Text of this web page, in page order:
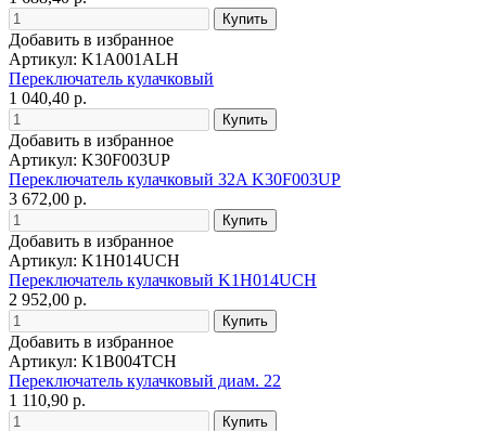
Добавить в избранное
Артикул: K1A001ALH
Переключатель кулачковый
1 040,40 р.
Добавить в избранное
Артикул: K30F003UP
Переключатель кулачковый 32A K30F003UP
3 672,00 р.
Добавить в избранное
Артикул: K1H014UCH
Переключатель кулачковый K1H014UCH
2 952,00 р.
Добавить в избранное
Артикул: K1B004TCH
Переключатель кулачковый диам. 22
1 110,90 р.